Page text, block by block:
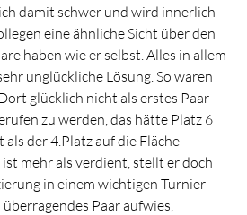
damit schwer und wird innerlich
eine ähnliche Sicht über den
haben wie er selbst. Alles in allem
unglückliche Lösung. So waren
glücklich nicht als erstes Paar
zu werden, das hätte Platz 6
der 4.Platz auf die Fläche
mehr als verdient, stellt er doch
in einem wichtigen Turnier
Paar aufwies,